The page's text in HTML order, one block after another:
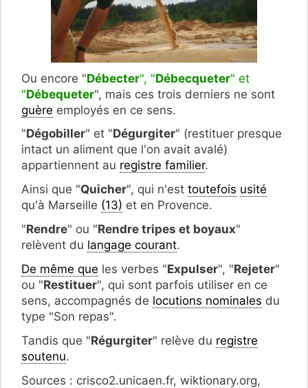
Ou encore "Débecter", "Débecqueter" et
"Débequeter", mais ces trois derniers ne sont
guère employés en ce sens.
"Dégobiller" et "Dégurgiter" (restituer presque
intact un aliment que l'on avait avalé)
appartiennent au registre familier.
Ainsi que "Quicher", qui n'est toutefois usité
qu'à Marseille (13) et en Provence.
"Rendre" ou "Rendre tripes et boyaux"
relèvent du langage courant.
De même que les verbes "Expulser", "Rejeter"
ou "Restituer", qui sont parfois utiliser en ce
sens, accompagnés de locutions nominales du
type "Son repas".
Tandis que "Régurgiter" relève du registre
soutenu.
Sources : crisco2.unicaen.fr, wiktionary.org,